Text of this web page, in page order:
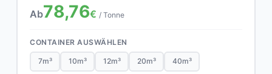
Ab78,76€ / Tonne
CONTAINER AUSWÄHLEN
7m³ 10m³ 12m³ 20m³ 40m³